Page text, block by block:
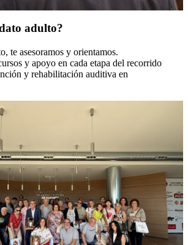
adulto?
te asesoramos y orientamos.
y apoyo en cada etapa del recorrido
y rehabilitación auditiva en